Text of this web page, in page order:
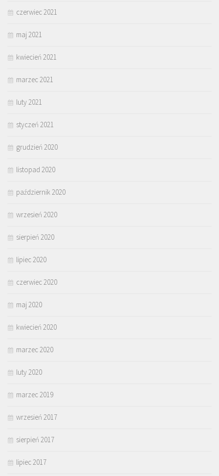
czerwiec 2021
maj 2021
kwiecień 2021
marzec 2021
luty 2021
styczeń 2021
grudzień 2020
listopad 2020
październik 2020
wrzesień 2020
sierpień 2020
lipiec 2020
czerwiec 2020
maj 2020
kwiecień 2020
marzec 2020
luty 2020
marzec 2019
wrzesień 2017
sierpień 2017
lipiec 2017